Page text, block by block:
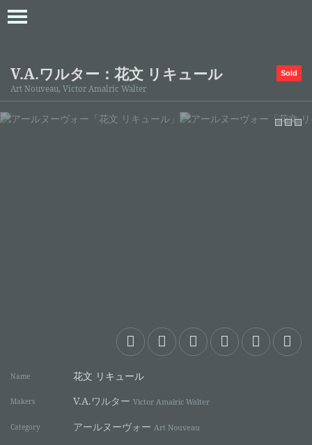
Sold
V.A.ワルター：花文 リキュール
Art Nouveau, Victor Amalric Walter
Name 花文 リキュール
Makers V.A.ワルター Victor Amalric Walter
Category アールヌーヴォー Art Nouveau